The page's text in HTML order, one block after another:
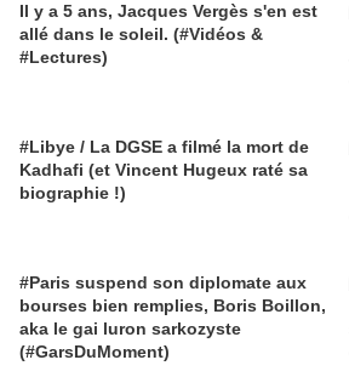
Il y a 5 ans, Jacques Vergès s'en est
allé dans le soleil. (#Vidéos &
#Lectures)
#Libye / La DGSE a filmé la mort de
Kadhafi (et Vincent Hugeux raté sa
biographie !)
#Paris suspend son diplomate aux
bourses bien remplies, Boris Boillon,
aka le gai luron sarkozyste
(#GarsDuMoment)